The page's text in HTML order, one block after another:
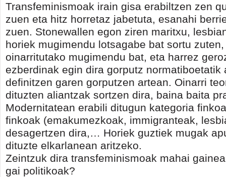
Transfeminismoak irain gisa erabiltzen zen
zuen eta hitz horretaz jabetuta, esanahi
zuen. Stonewallen egon ziren maritxu,
horiek mugimendu lotsagabe bat sortu
oinarritutako mugimendu bat, eta harrez
ezberdinak egin dira gorputz normatiboetatik
definitzen garen gorputzen artean. Oinarri
dituzten aliantzak sortzen dira, baina baita
Modernitatean erabili ditugun kategoria
finkoak (emakumezkoak, immigranteak,
desagertzen dira,… Horiek guztiek mugak
dituzte elkarlanean aritzeko.
Zeintzuk dira transfeminismoak mahai
gai politikoak?